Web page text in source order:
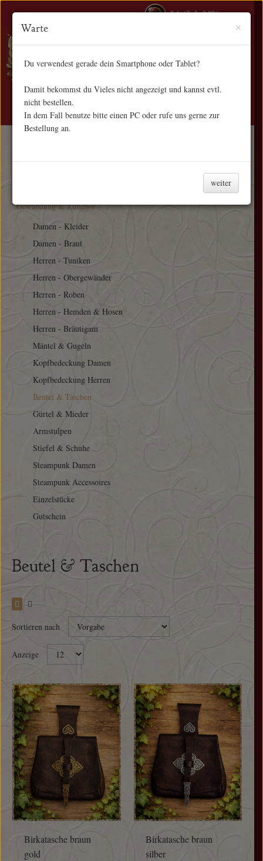
0 Artikel - 0,00€
NAVIGATION
Gewandung & Zubehör
Damen - Kleider
Damen - Braut
Herren - Tuniken
Herren - Obergewänder
Herren - Roben
Herren - Hemden & Hosen
Herren - Bräutigam
Mäntel & Gugeln
Kopfbedeckung Damen
Kopfbedeckung Herren
Beutel & Taschen
Gürtel & Mieder
Armstulpen
Stiefel & Schuhe
Steampunk Damen
Steampunk Accessoires
Einzelstücke
Gutschein
Beutel & Taschen
Sortieren nach
Anzeige
Birkatasche braun
gold
Birkatasche braun
silber
×
Warte
Du verwendest gerade dein Smartphone oder Tablet?
Damit bekommst du Vieles nicht angezeigt und kannst evtl.
nicht bestellen.
In dem Fall benutze bitte einen PC oder rufe uns gerne zur
Bestellung an.
weiter